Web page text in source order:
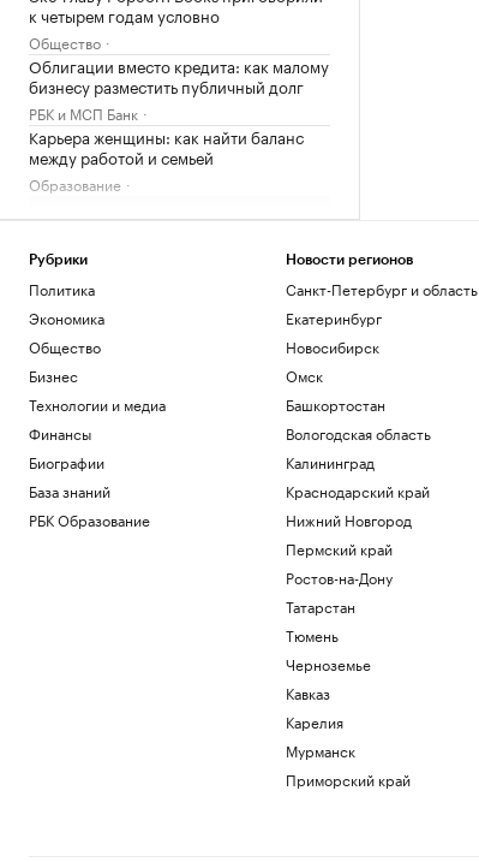
к четырем годам условно
Общество
Облигации вместо кредита: как малому
бизнесу разместить публичный долг
РБК и МСП Банк
Карьера женщины: как найти баланс
между работой и семьей
Образование
Загрузить еще
Рубрики
Политика
Экономика
Общество
Бизнес
Технологии и медиа
Финансы
Биографии
База знаний
РБК Образование
Новости регионов
Санкт-Петербург и область
Екатеринбург
Новосибирск
Омск
Башкортостан
Вологодская область
Калининград
Краснодарский край
Нижний Новгород
Пермский край
Ростов-на-Дону
Татарстан
Тюмень
Черноземье
Кавказ
Карелия
Мурманск
Приморский край